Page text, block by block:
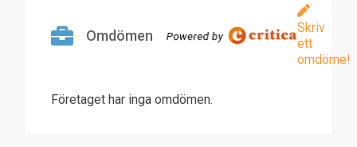
Omdömen
Skriv
ett
omdöme!
Företaget har inga omdömen.